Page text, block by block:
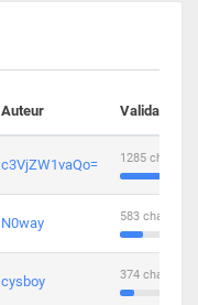
Auteur Validations
c3VjZW1vaQo= 1285
N0way 583
cysboy 374